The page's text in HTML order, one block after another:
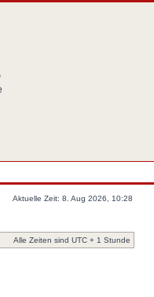
Aktuelle Zeit: 8. Aug 2026, 10:28
Alle Zeiten sind UTC + 1 Stunde